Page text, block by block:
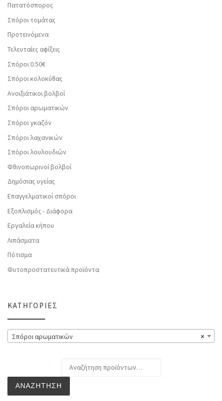
Πατατόσπορος
Σπόροι τομάτας
Προτεινόμενα
Τελευταίες αφίξεις
Σπόροι 0.50€
Σπόροι κολοκύθας
Ανοιξιάτικοι βολβοί
Σπόροι αρωματικών
Σπόροι γκαζόν
Σπόροι λαχανικών
Σπόροι λουλουδιών
Φθινοπωρινοί βολβοί
Δημόσιας υγείας
Επαγγελματικοί σπόροι
Εξοπλισμός - Διάφορα
Εργαλεία κήπου
Λιπάσματα
Πότισμα
Φυτοπροστατευτικά προϊόντα
ΚΑΤΗΓΟΡΊΕΣ
×
Σπόροι αρωματικών
ΑΝΑΖΉΤΗΣΗ